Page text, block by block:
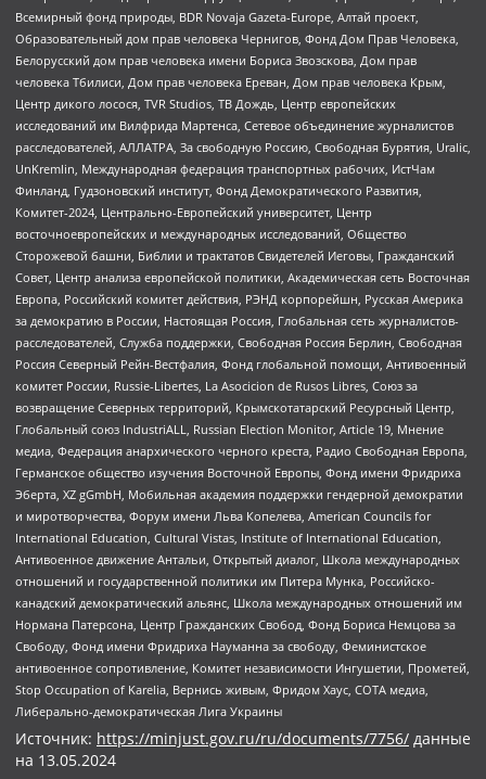
Всемирный фонд природы, BDR Novaja Gazeta-Europe, Алтай проект,
Образовательный дом прав человека Чернигов, Фонд Дом Прав Человека,
Белорусский дом прав человека имени Бориса Звозскова, Дом прав
человека Тбилиси, Дом прав человека Ереван, Дом прав человека Крым,
Центр дикого лосося, TVR Studios, ТВ Дождь, Центр европейских
исследований им Вилфрида Мартенса, Сетевое объединение журналистов
расследователей, АЛЛАТРА, За свободную Россию, Свободная Бурятия, Uralic,
UnKremlin, Международная федерация транспортных рабочих, ИстЧам
Финланд, Гудзоновский институт, Фонд Демократического Развития,
Комитет-2024, Центрально-Европейский университет, Центр
восточноевропейских и международных исследований, Общество
Сторожевой башни, Библии и трактатов Свидетелей Иеговы, Гражданский
Совет, Центр анализа европейской политики, Академическая сеть Восточная
Европа, Российский комитет действия, РЭНД корпорейшн, Русская Америка
за демократию в России, Настоящая Россия, Глобальная сеть журналистов-
расследователей, Служба поддержки, Свободная Россия Берлин, Свободная
Россия Северный Рейн-Вестфалия, Фонд глобальной помощи, Антивоенный
комитет России, Russie-Libertes, La Asocicion de Rusos Libres, Союз за
возвращение Северных территорий, Крымскотатарский Ресурсный Центр,
Глобальный союз IndustriALL, Russian Election Monitor, Article 19, Мнение
медиа, Федерация анархического черного креста, Радио Свободная Европа,
Германское общество изучения Восточной Европы, Фонд имени Фридриха
Эберта, XZ gGmbH, Мобильная академия поддержки гендерной демократии
и миротворчества, Форум имени Льва Копелева, American Councils for
International Education, Cultural Vistas, Institute of International Education,
Антивоенное движение Антальи, Открытый диалог, Школа международных
отношений и государственной политики им Питера Мунка, Российско-
канадский демократический альянс, Школа международных отношений им
Нормана Патерсона, Центр Гражданских Свобод, Фонд Бориса Немцова за
Свободу, Фонд имени Фридриха Науманна за свободу, Феминистское
антивоенное сопротивление, Комитет независимости Ингушетии, Прометей,
Stop Occupation of Karelia, Вернись живым, Фридом Хаус, СОТА медиа,
Либерально-демократическая Лига Украины
Источник: https://minjust.gov.ru/ru/documents/7756/ данные
на 13.05.2024